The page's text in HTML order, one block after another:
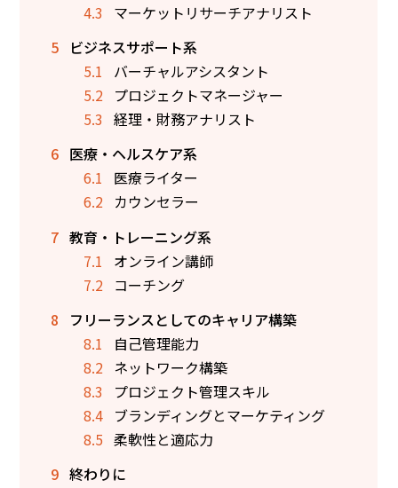
4.3 マーケットリサーチアナリスト
5
ビジネスサポート系
5.1
バーチャルアシスタント
5.2 プロジェクトマネージャー
5.3 経理・財務アナリスト
6 医療・ヘルスケア系
6.1
医療ライター
6.2 カウンセラー
7 教育・トレーニング系
7.1
オンライン講師
7.2
コーチング
8
フリーランスとしてのキャリア構築
8.1
自己管理能力
8.2 ネットワーク構築
8.3
プロジェクト管理スキル
8.4 ブランディングとマーケティング
8.5 柔軟性と適応力
9 終わりに